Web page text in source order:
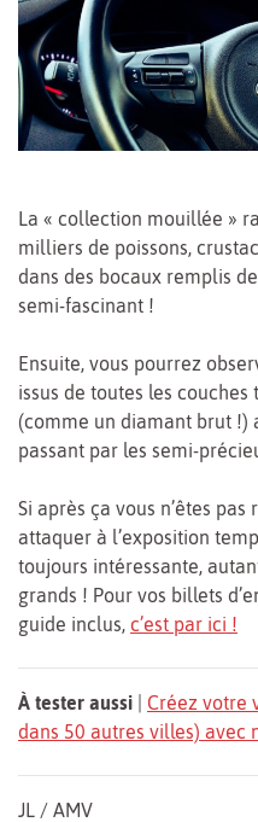
La « collection mouillée »
milliers de poissons,
dans des bocaux remplis
semi-fascinant !
Ensuite, vous pourrez
issus de toutes les
(comme un diamant brut !)
passant par les semi-
Si après ça vous n’êtes pas
attaquer à l’exposition
toujours intéressante,
grands ! Pour vos billets
guide inclus, c’est par ici !
À tester aussi
Créez votre
dans 50 autres villes) avec
JL / AMV